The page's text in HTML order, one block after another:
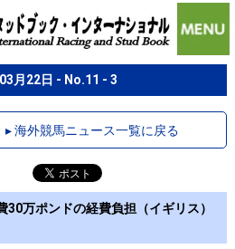
月22日 - No.11 - 3
▸ 海外競馬ニュース一覧に戻る
万ポンドの経費負担（イギリス）